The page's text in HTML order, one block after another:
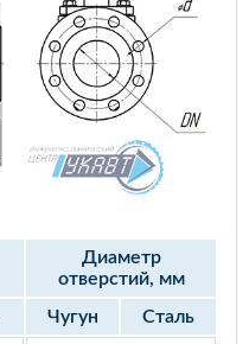
Диаметр
отверстий, мм
Чугун
Сталь